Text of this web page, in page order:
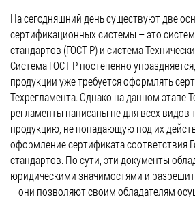
На сегодняшний день существуют две
сертификационных системы – это
стандартов (ГОСТ Р) и система
Система ГОСТ Р постепенно
продукции уже требуется оформлять
Техрегламента. Однако на данном этапе
регламенты написаны не для всех видов
продукцию, не попадающую под их
оформление сертификата соответствия
стандартов. По сути, эти документы
юридическими значимостями и
– они позволяют своим обладателям
Для добровольной сертификации
производства разработан новый
Р 57022-2016 «Продукция органического
проведения добровольной
позволит предпринимателям
повысить имидж собственной компании
конкурентоспособность товара на
вступить в силу с начала 2017 года.
госстандарта осуществлялась на основе